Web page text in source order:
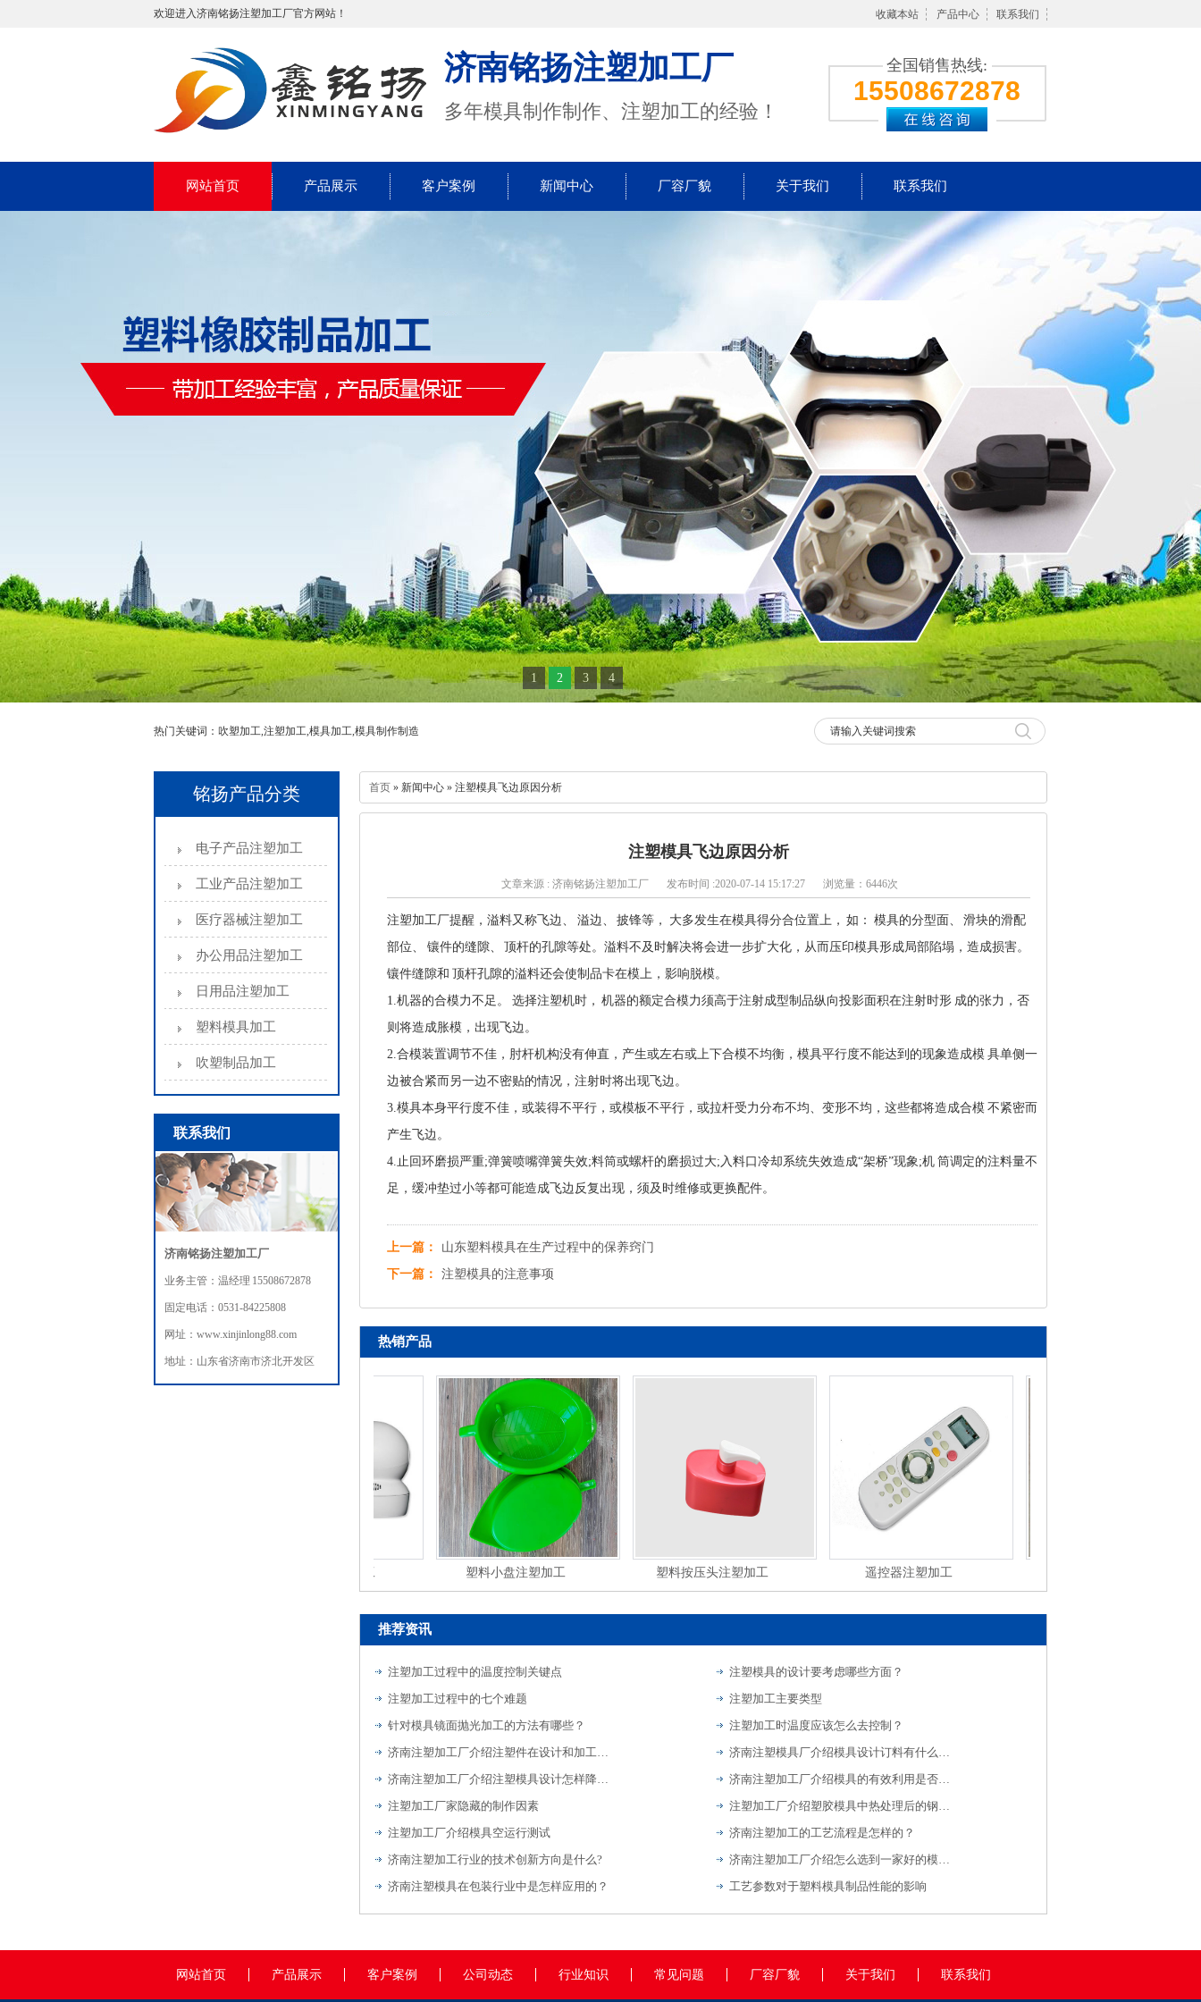
收藏本站 产品中心 联系我们
欢迎进入济南铭扬注塑加工厂官方网站！
济南铭扬注塑加工厂
多年模具制作制作、注塑加工的经验！
全国销售热线:
15508672878
网站首页 产品展示 客户案例 新闻中心 厂容厂貌 关于我们 联系我们
1 2 3 4
热门关键词：吹塑加工,注塑加工,模具加工,模具制作制造
铭扬产品分类
电子产品注塑加工
工业产品注塑加工
医疗器械注塑加工
办公用品注塑加工
日用品注塑加工
塑料模具加工
吹塑制品加工
联系我们
济南铭扬注塑加工厂
业务主管：温经理 15508672878
固定电话：0531-84225808
网址：www.xinjinlong88.com
地址：山东省济南市济北开发区
首页 » 新闻中心 » 注塑模具飞边原因分析
注塑模具飞边原因分析
文章来源 : 济南铭扬注塑加工厂 发布时间 :2020-07-14 15:17:27 浏览量：6446次
注塑加工厂提醒，溢料又称飞边、 溢边、 披锋等， 大多发生在模具得分合位置上， 如： 模具的分型面、 滑块的滑配
部位、 镶件的缝隙、 顶杆的孔隙等处。溢料不及时解决将会进一步扩大化，从而压印模具形成局部陷塌，造成损害。
镶件缝隙和 顶杆孔隙的溢料还会使制品卡在模上，影响脱模。
1.机器的合模力不足。 选择注塑机时， 机器的额定合模力须高于注射成型制品纵向投影面积在注射时形 成的张力，否
则将造成胀模，出现飞边。
2.合模装置调节不佳，肘杆机构没有伸直，产生或左右或上下合模不均衡，模具平行度不能达到的现象造成模 具单侧一
边被合紧而另一边不密贴的情况，注射时将出现飞边。
3.模具本身平行度不佳，或装得不平行，或模板不平行，或拉杆受力分布不均、变形不均，这些都将造成合模 不紧密而
产生飞边。
4.止回环磨损严重;弹簧喷嘴弹簧失效;料筒或螺杆的磨损过大;入料口冷却系统失效造成“架桥”现象;机 筒调定的注料量不
足，缓冲垫过小等都可能造成飞边反复出现，须及时维修或更换配件。
上一篇：
山东塑料模具在生产过程中的保养窍门
下一篇：
注塑模具的注意事项
热销产品
塑料小盘注塑加工 塑料按压头注塑加工 遥控器注塑加工
推荐资讯
注塑加工过程中的温度控制关键点
注塑模具的设计要考虑哪些方面？
注塑加工过程中的七个难题
注塑加工主要类型
针对模具镜面抛光加工的方法有哪些？
注塑加工时温度应该怎么去控制？
济南注塑加工厂介绍注塑件在设计和加工过程中的注意事项
济南注塑模具厂介绍模具设计订料有什么规则
济南注塑加工厂介绍注塑模具设计怎样降低停机做好检修？
济南注塑加工厂介绍模具的有效利用是否有效保养是关键
注塑加工厂家隐藏的制作因素
注塑加工厂介绍塑胶模具中热处理后的钢料大水磨特点
注塑加工厂介绍模具空运行测试
济南注塑加工的工艺流程是怎样的？
济南注塑加工行业的技术创新方向是什么?
济南注塑加工厂介绍怎么选到一家好的模具制造厂家呢？
济南注塑模具在包装行业中是怎样应用的？
工艺参数对于塑料模具制品性能的影响
网站首页 产品展示 客户案例 公司动态 行业知识 常见问题 厂容厂貌 关于我们 联系我们